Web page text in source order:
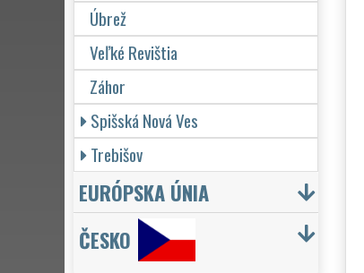
Úbrež
Veľké Revištia
Záhor
Spišská Nová Ves
Trebišov
EURÓPSKA ÚNIA
ČESKO